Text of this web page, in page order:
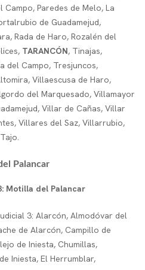
Campo, Paredes de Melo, La
de Guadamejud,
Rada de Haro, Rozalén del
TARANCÓN, Tinajas,
del Campo, Tresjuncos,
Villaescusa de Haro,
del Marquesado, Villamayor
Villar de Cañas, Villar
Villares del Saz, Villarrubio,
Palancar
Motilla del Palancar
3: Alarcón, Almodóvar del
de Alarcón, Campillo de
de Iniesta, Chumillas,
Iniesta, El Herrumblar,